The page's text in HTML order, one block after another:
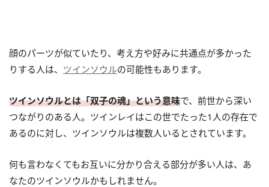
顔のパーツが似ていたり、考え方や好みに共通点が多かった
りする人は、 ツインソウルの可能性もあります。
ツインソウルとは「双子の魂」という意味で、前世から深い
つながりのある人。ツインレイはこの世でたった1人の存在で
あるのに対し、ツインソウルは複数人いるとされています。
何も言わなくてもお互いに分かり合える部分が多い人は、あ
なたのツインソウルかもしれません。